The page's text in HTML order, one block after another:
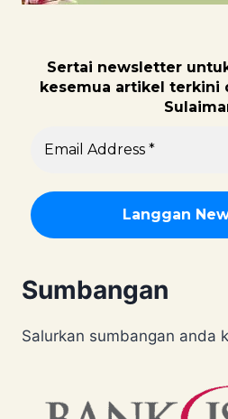
Sertai newsletter
kesemua artikel terkini
Sumbangan
Salurkan sumbangan anda